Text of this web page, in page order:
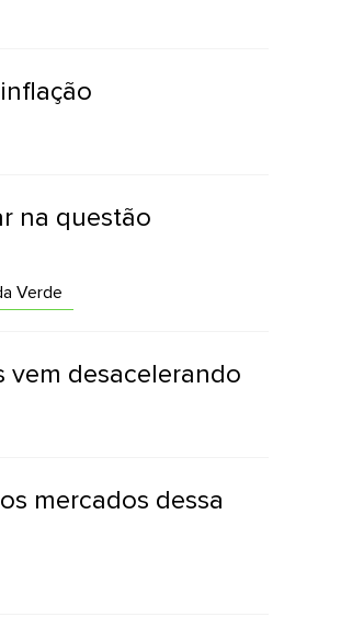
na questão
Verde
vem desacelerando
mercados dessa